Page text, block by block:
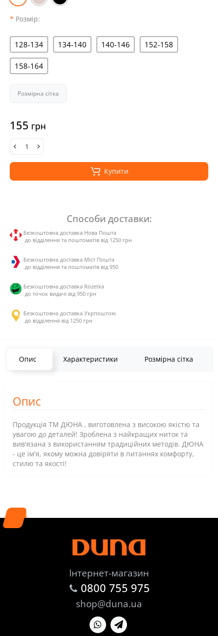
Розмір:
128-134 134-140 140-146 152-158
158-164
Розмірна сітка
155 грн
Купити
Способи доставки:
Безкоштовна доставка Нова Пошта
до відділення та поштоматів від 1250 грн
Безкоштовна доставка Міст Пошта
до відділення та поштоматів від 950
Безкоштовна доставка Rozetka
до точок видачі від 950 грн
Безкоштовна доставка Укрпоштою
до відділення від 1250 грн
Опис Характеристики Розмірна сітка
Опис
Продукція ТМ ДЮНА , виготовлена з високою якістю та
увагою до деталей! Зроблена з найкращих ниток та
вив'язана з використанням традиційних методів. ДЮНА
- це ім'я, якому можна довіряти в питаннях комфорту,
стилю та якості!
Інтернет-магазин
0800 755 975
shop@duna.ua